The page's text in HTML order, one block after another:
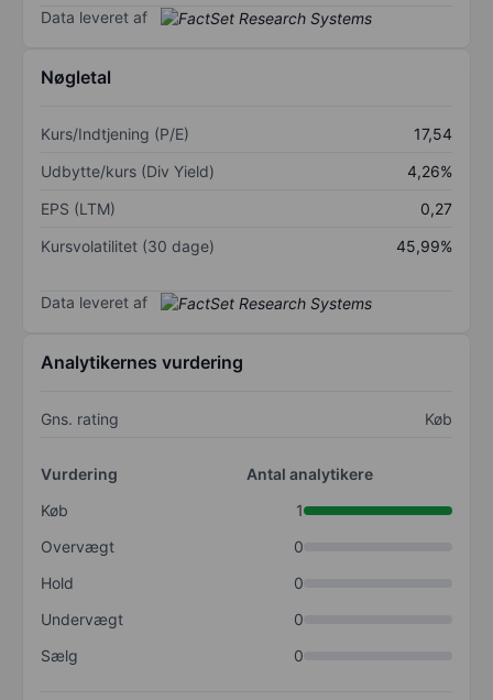
Data leveret af
Nøgletal
Kurs/Indtjening (P/E)
17,54
Udbytte/kurs (Div Yield)
4,26%
EPS (LTM)
0,27
Kursvolatilitet (30 dage)
45,99%
Data leveret af
Analytikernes vurdering
Gns. rating Køb
Vurdering
Antal analytikere
Køb
1
Overvægt
0
Hold
0
Undervægt
0
Sælg
0